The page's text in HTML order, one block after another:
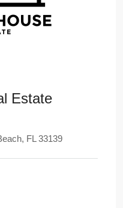
Estate
FL 33139